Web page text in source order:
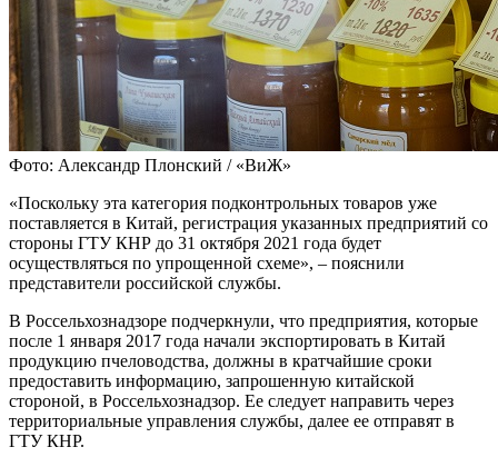
Фото: Александр Плонский / «ВиЖ»
«Поскольку эта категория подконтрольных товаров уже
поставляется в Китай, регистрация указанных предприятий со
стороны ГТУ КНР до 31 октября 2021 года будет
осуществляться по упрощенной схеме», – пояснили
представители российской службы.
В Россельхознадзоре подчеркнули, что предприятия, которые
после 1 января 2017 года начали экспортировать в Китай
продукцию пчеловодства, должны в кратчайшие сроки
предоставить информацию, запрошенную китайской
стороной, в Россельхознадзор. Ее следует направить через
территориальные управления службы, далее ее отправят в
ГТУ КНР.